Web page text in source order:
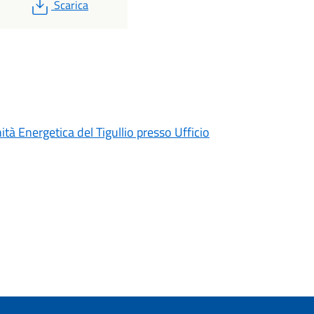
Scarica
Energetica del Tigullio presso Ufficio